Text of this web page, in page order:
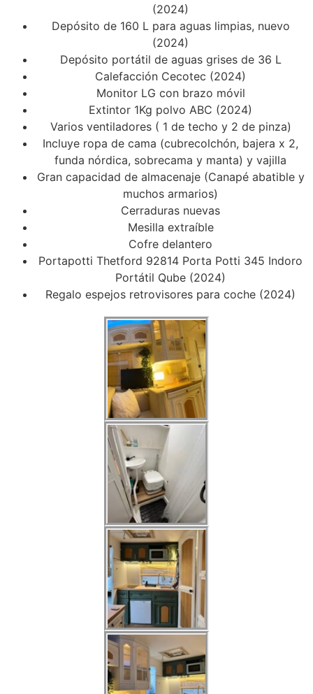
(2024)
Depósito de 160 L para aguas limpias, nuevo
(2024)
Depósito portátil de aguas grises de 36 L
⁠Calefacción Cecotec (2024)
⁠Monitor LG con brazo móvil
Extintor 1Kg polvo ABC (2024)
⁠Varios ventiladores ( 1 de techo y 2 de pinza)
Incluye ropa de cama (cubrecolchón, bajera x 2,
funda nórdica, sobrecama y manta) y vajilla
Gran capacidad de almacenaje (Canapé abatible y
muchos armarios)
Cerraduras nuevas
Mesilla extraíble
Cofre delantero
Portapotti Thetford 92814 Porta Potti 345 Indoro
Portátil Qube (2024)
Regalo espejos retrovisores para coche (2024)